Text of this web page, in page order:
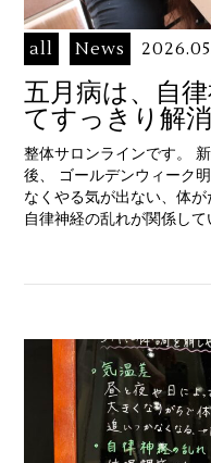
all News
五月病は、自
てすっきり解
整体サロンラインです。
後、 ゴールデンウィーク
なくやる気が出ない、体が
自律神経の乱れが関係し